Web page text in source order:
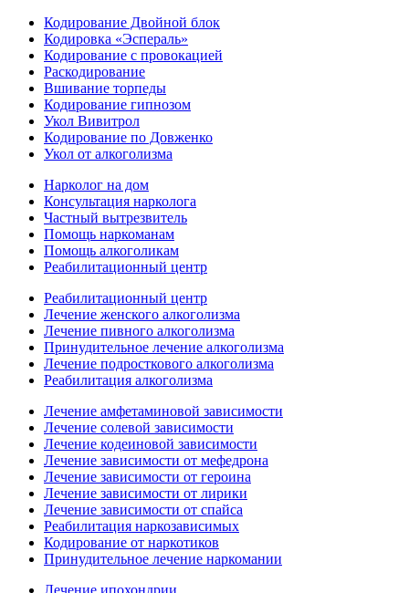
Кодирование Двойной блок
Кодировка «Эспераль»
Кодирование с провокацией
Раскодирование
Вшивание торпеды
Кодирование гипнозом
Укол Вивитрол
Кодирование по Довженко
Укол от алкоголизма
Нарколог на дом
Консультация нарколога
Частный вытрезвитель
Помощь наркоманам
Помощь алкоголикам
Реабилитационный центр
Реабилитационный центр
Лечение женского алкоголизма
Лечение пивного алкоголизма
Принудительное лечение алкоголизма
Лечение подросткового алкоголизма
Реабилитация алкоголизма
Лечение амфетаминовой зависимости
Лечение солевой зависимости
Лечение кодеиновой зависимости
Лечение зависимости от мефедрона
Лечение зависимости от героина
Лечение зависимости от лирики
Лечение зависимости от спайса
Реабилитация наркозависимых
Кодирование от наркотиков
Принудительное лечение наркомании
Лечение ипохондрии